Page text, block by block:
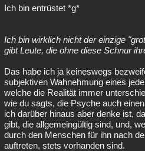
Ich bin entrüstet *g*
Ich bin wirklich nicht der einzige
gibt Leute, die ohne diese Schnur
Das habe ich ja keineswegs
subjektiven Wahnehmung eines
welche die Realität immer
wie du sagts, die Psyche auch
ich darüber hinaus aber denke ist,
gibt, die allgemeingültig sind, und,
durch den Menschen für ihn nach
auftreten, stets vorhanden sind.